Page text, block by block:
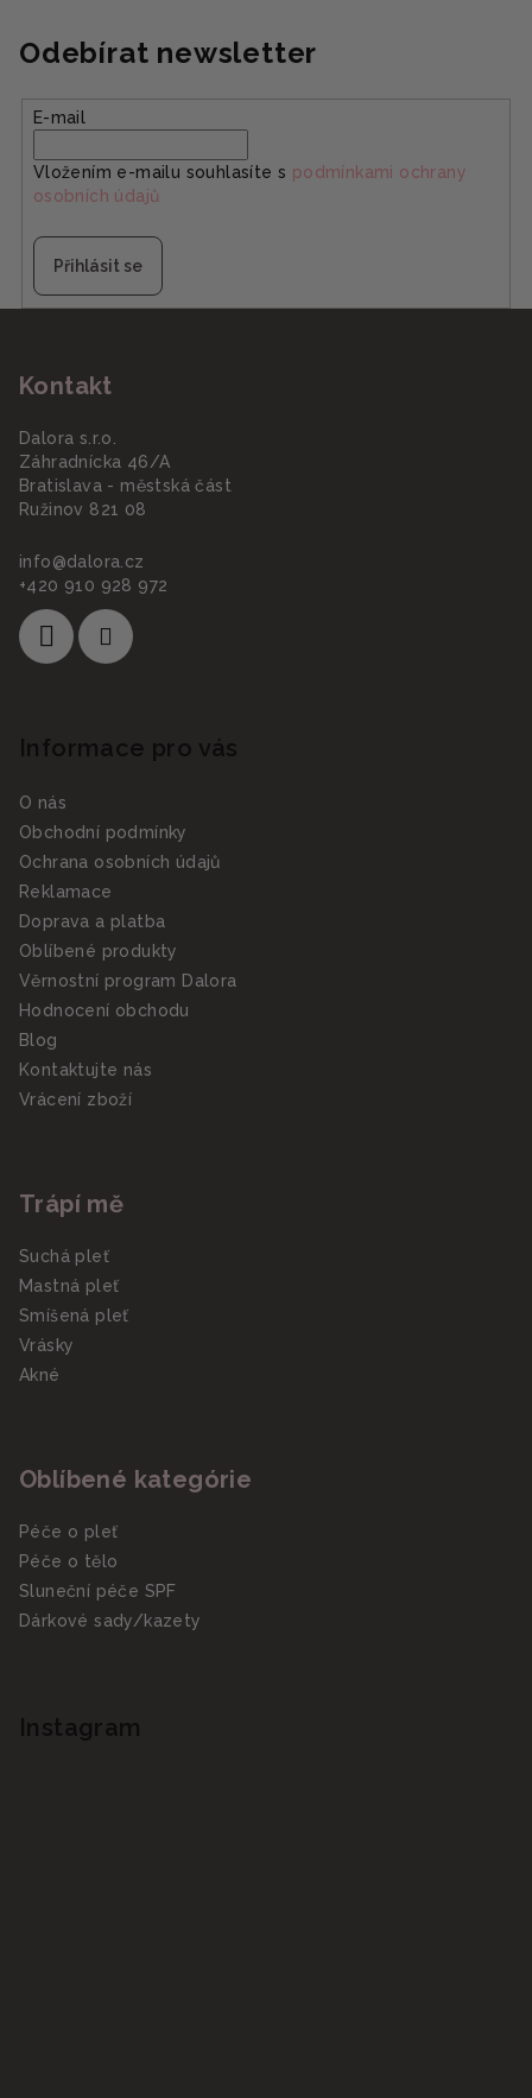
Odebírat newsletter
E-mail
Vložením e-mailu souhlasíte s podmínkami ochrany
osobních údajů
Přihlásit se
Kontakt
Dalora s.r.o.
Záhradnícka 46/A
Bratislava - městská část
Ružinov 821 08
info@dalora.cz
+420 910 928 972
Informace pro vás
O nás
Obchodní podmínky
Ochrana osobních údajů
Reklamace
Doprava a platba
Oblíbené produkty
Věrnostní program Dalora
Hodnocení obchodu
Blog
Kontaktujte nás
Vrácení zboží
Trápí mě
Suchá pleť
Mastná pleť
Smíšená pleť
Vrásky
Akné
Oblíbené kategórie
Péče o pleť
Péče o tělo
Sluneční péče SPF
Dárkové sady/kazety
Instagram